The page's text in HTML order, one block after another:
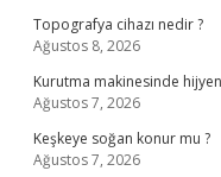
Topografya cihazı nedir ?
Ağustos 8, 2026
Kurutma makinesinde
Ağustos 7, 2026
Keşkeye soğan konur mu ?
Ağustos 7, 2026